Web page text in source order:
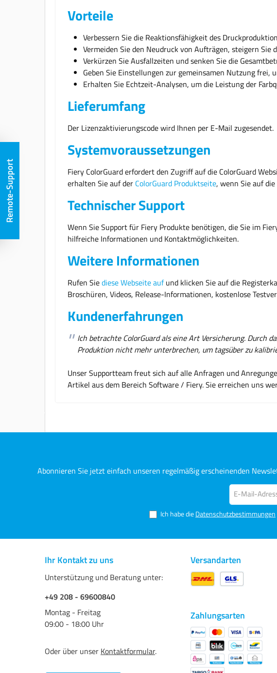
Vorteile
Verbessern Sie die Reaktionsfähigkeit des
Vermeiden Sie den Neudruck von Aufträgen, steigern
Verkürzen Sie Ausfallzeiten und senken Sie die
Geben Sie Einstellungen zur gemeinsamen Nutzung
Erhalten Sie Echtzeit-Analysen, um die Leistung der
Lieferumfang
Der Lizenzaktivierungscode wird Ihnen per E-Mail zugesendet.
Systemvoraussetzungen
Fiery ColorGuard erfordert den Zugriff auf die ColorGuard
erhalten Sie auf der ColorGuard Produktseite, wenn Sie auf
Technischer Support
Wenn Sie Support für Fiery Produkte benötigen, die Sie im
hilfreiche Informationen und Kontaktmöglichkeiten.
Weitere Informationen
Rufen Siediese Webseite aufund klicken Sie auf die
Broschüren, Videos, Release-Informationen, kostenlose
Kundenerfahrungen
Ich betrachte ColorGuard als eine Art Versicherung. Durch
Produktion nicht mehr unterbrechen, um tagsüber zu
Unser Supportteam freut sich auf alle Anfragen und
Artikel aus dem Bereich Software / Fiery. Sie erreichen uns
Abonnieren Sie jetzt einfach unseren regelmäßig erscheinenden
Ich habe dieDatenschutzbestimmungen
Ihr Kontakt zu uns
Unterstützung und Beratung unter:
+49 208 - 69600840
Montag - Freitag
09:00 - 18:00 Uhr
Oder über unser Kontaktformular.
Versandarten
Zahlungsarten
Remote-Support